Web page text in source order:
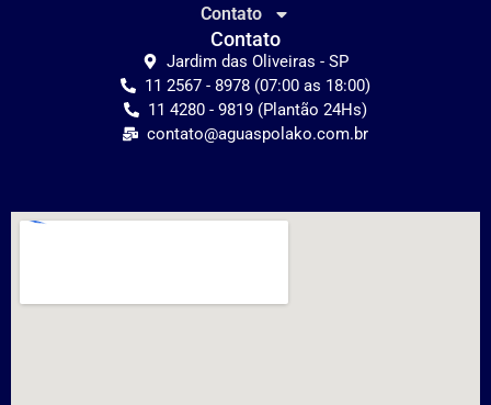
Contato
Contato
Jardim das Oliveiras - SP
11 2567 - 8978 (07:00 as 18:00)
11 4280 - 9819 (Plantão 24Hs)
contato@aguaspolako.com.br